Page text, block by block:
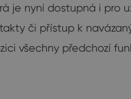
je nyní dostupná i pro
či přístup k
všechny předchozí